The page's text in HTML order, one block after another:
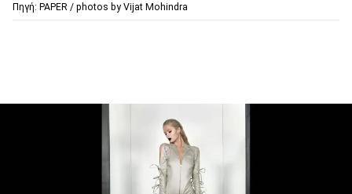
Πηγή: PAPER / photos by Vijat Mohindra